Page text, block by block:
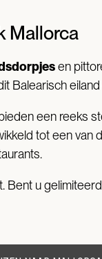
Mallorca
en
Balearisch
een reeks
tot een
u